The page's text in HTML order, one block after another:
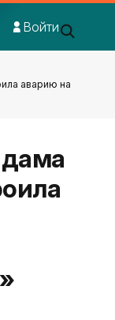
Войти
аварию на